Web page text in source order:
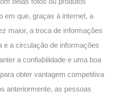
em que, graças à internet, a
maior, a troca de informações
e a circulação de informações
a confiabilidade e uma boa
obter vantagem competitiva
anteriormente, as pessoas